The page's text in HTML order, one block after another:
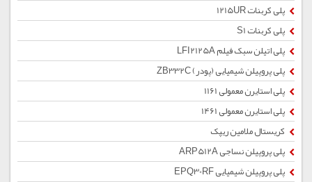
پلی کربنات 1215UR
پلی کربنات S1
پلی اتیلن سبک فیلم LFI2125A
پلی پروپیلن شیمیایی (پودر) ZB332C
پلی استایرن معمولی 1161
پلی استایرن معمولی 1461
کریستال ملامین ریپک
پلی پروپیلن نساجی ARP512A
پلی پروپیلن شیمیایی EPQ30RF